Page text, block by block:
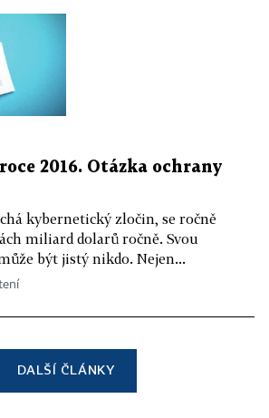
2016. Otázka ochrany
kybernetický zločin, se ročně
miliard dolarů ročně. Svou
být jistý nikdo. Nejen...
DALŠÍ ČLÁNKY